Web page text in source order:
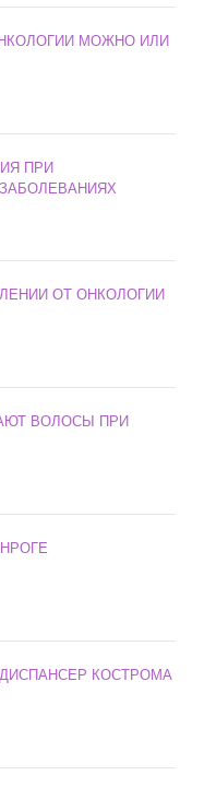
МОЖНО ИЛИ
ПРИ
ОТ ОНКОЛОГИИ
ВОЛОСЫ ПРИ
КОСТРОМА